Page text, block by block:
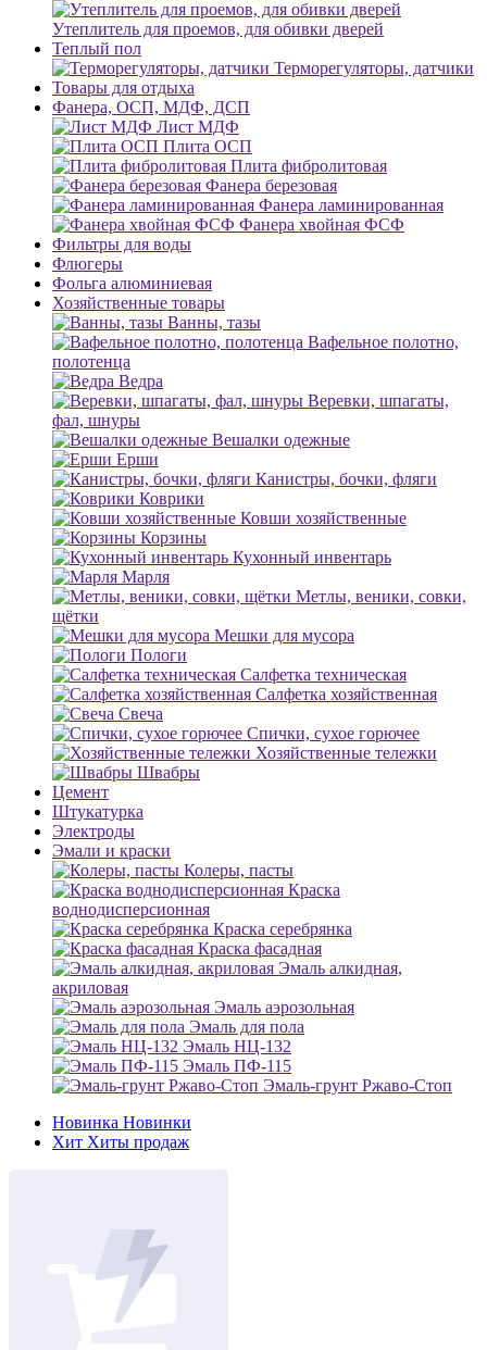
Утеплитель для проемов, для обивки дверей
Теплый пол
Терморегуляторы, датчики
Товары для отдыха
Фанера, ОСП, МДФ, ДСП
Лист МДФ
Плита ОСП
Плита фибролитовая
Фанера березовая
Фанера ламинированная
Фанера хвойная ФСФ
Фильтры для воды
Флюгеры
Фольга алюминиевая
Хозяйственные товары
Ванны, тазы
Вафельное полотно,
полотенца
Ведра
Веревки, шпагаты,
фал, шнуры
Вешалки одежные
Ерши
Канистры, бочки, фляги
Коврики
Ковши хозяйственные
Корзины
Кухонный инвентарь
Марля
Метлы, веники, совки,
щётки
Мешки для мусора
Пологи
Салфетка техническая
Салфетка хозяйственная
Свеча
Спички, сухое горючее
Хозяйственные тележки
Швабры
Цемент
Штукатурка
Электроды
Эмали и краски
Колеры, пасты
Краска
воднодисперсионная
Краска серебрянка
Краска фасадная
Эмаль алкидная,
акриловая
Эмаль аэрозольная
Эмаль для пола
Эмаль НЦ-132
Эмаль ПФ-115
Эмаль-грунт Ржаво-Стоп
Новинка Новинки
Хит Хиты продаж